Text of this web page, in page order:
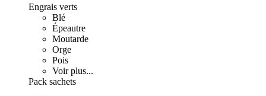
Engrais verts
Blé
Épeautre
Moutarde
Orge
Pois
Voir plus...
Pack sachets